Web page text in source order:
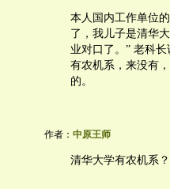
本人国内工作单位
了，我儿子是清华
业对口了。” 老科
有农机系，来没有
的。
作者： 中原王师
清华大学有农机系？